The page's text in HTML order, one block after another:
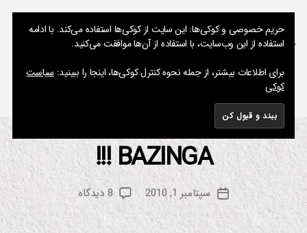
جستجو
نوشته های پراکنده یک مسعود
دسته‌ها
ر
ین
BAZINGA !!!
نویسنده
نوشته
از
م
ع
و
د
تاریخسپتامبر 1, 2010 8 دیدگاه
برای
BAZINGA
!!!
حریم خصوصی و کوکی‌ها: این سایت از کوکی‌ها استفاده می‌کند. با ادامه
استفاده از این وب‌سایت، با استفاده از آن‌ها موافقت می‌کنید.
برای اطلاعات بیشتر، از جمله نحوه کنترل کوکی‌ها، اینجا را ببینید: سیاست
کوکی